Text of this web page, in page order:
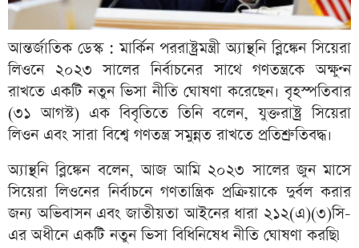
আন্তর্জাতিক ডেস্ক : মার্কিন পররাষ্ট্রমন্ত্রী অ্যান্থনি ব্লিঙ্কেন সিয়েরা
লিওনে ২০২৩ সালের নির্বাচনের সাথে গণতন্ত্রকে অক্ষুণ্ন
রাখতে একটি নতুন ভিসা নীতি ঘোষণা করেছেন। বৃহস্পতিবার
(৩১ আগস্ট) এক বিবৃতিতে তিনি বলেন, যুক্তরাষ্ট্র সিয়েরা
লিওন এবং সারা বিশ্বে গণতন্ত্র সমুন্নত রাখতে প্রতিশ্রুতিবদ্ধ।
অ্যান্থনি ব্লিঙ্কেন বলেন, আজ আমি ২০২৩ সালের জুন মাসে
সিয়েরা লিওনের নির্বাচনে গণতান্ত্রিক প্রক্রিয়াকে দুর্বল করার
জন্য অভিবাসন এবং জাতীয়তা আইনের ধারা ২১২(এ)(৩)সি-
এর অধীনে একটি নতুন ভিসা বিধিনিষেধ নীতি ঘোষণা করছি৷